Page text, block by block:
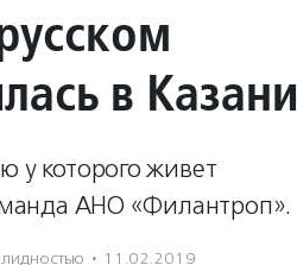
в Казани
у которого живет
АНО «Филантроп».
· 11.02.2019